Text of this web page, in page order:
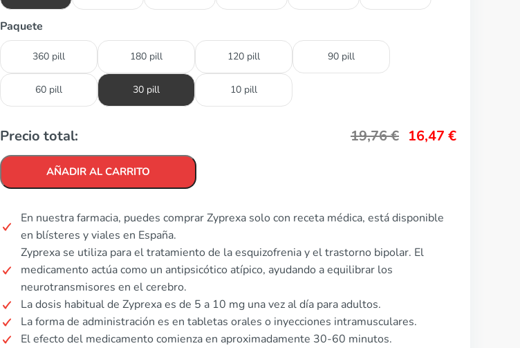
Paquete
360 pill 180 pill 120 pill 90 pill
60 pill 30 pill 10 pill
Precio total: 19,76€ 16,47 €
AÑADIR AL CARRITO
En nuestra farmacia, puedes comprar Zyprexa solo con receta médica, está disponible
en blísteres y viales en España.
Zyprexa se utiliza para el tratamiento de la esquizofrenia y el trastorno bipolar. El
medicamento actúa como un antipsicótico atípico, ayudando a equilibrar los
neurotransmisores en el cerebro.
La dosis habitual de Zyprexa es de 5 a 10 mg una vez al día para adultos.
La forma de administración es en tabletas orales o inyecciones intramusculares.
El efecto del medicamento comienza en aproximadamente 30-60 minutos.